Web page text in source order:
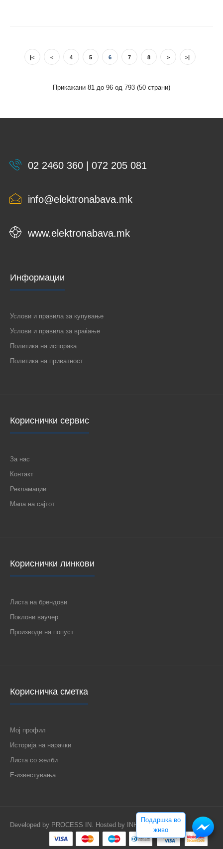
АВТОМАТСКИ ОСИГУРУВАЧ PL4 B 6A 1P 293113 EATON..
АВТОМАТСКИ ОСИГУРУВАЧ PL6 B 10A 1P 286519
|< < 4 5 6 7 8 > >|
Прикажани 81 до 96 од 793 (50 страни)
Поддршка во
живо
02 2460 360 | 072 205 081
info@elektronabava.mk
www.elektronabava.mk
Информации
Услови и правила за купување
Услови и правила за враќање
Политика на испорака
Политика на приватност
Кориснички сервис
За нас
Контакт
Рекламации
Мапа на сајтот
Кориснички линкови
Листа на брендови
Поклони ваучер
Производи на попуст
Корисничка сметка
Мој профил
Историја на нарачки
Листа со желби
Е-известувања
Developed by PROCESS IN. Hosted by INHOST .